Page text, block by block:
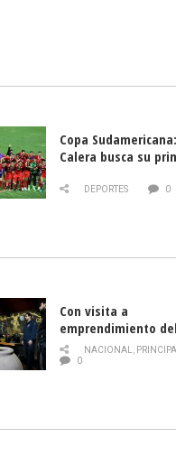
Copa
Calera busca su
DEPORTES 0
Con visita a
emprendimiento
y llamado al
historia campesina
NACIONAL,
0